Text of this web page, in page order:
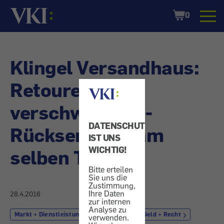
DATENSCHUTZ
IST UNS
WICHTIG!
Bitte erteilen
Sie uns die
Zustimmung,
Ihre Daten
zur internen
Analyse zu
verwenden.
Startseite
Shopping
Cart
0
Klingel Versandhaus:
Retouren
verschwunden -
Rücksendung am
selben Tag
28.4.2016
Markt + Dienstleistung Einkauf Geld + Recht